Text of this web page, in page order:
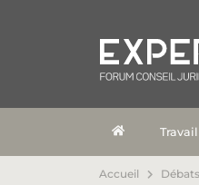
Travail
Accueil